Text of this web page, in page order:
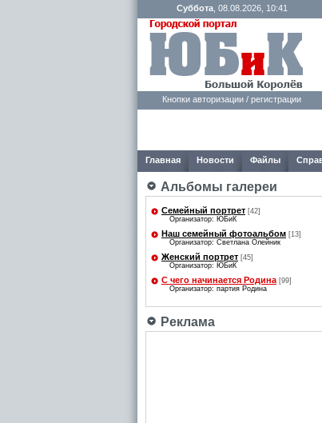
Суббота, 08.08.2026, 10:41
Кнопки авторизации / регистрации
Главная Новости Файлы
Альбомы галереи
Семейный портрет [42]
Организатор: ЮБиК
Наш семейный фотоальбом [13]
Организатор: Светлана Олейник
Женский портрет [45]
Организатор: ЮБиК
С чего начинается Родина [99]
Организатор: партия Родина
Реклама